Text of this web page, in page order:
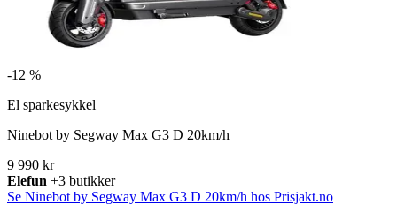
-12 %
El sparkesykkel
Ninebot by Segway Max G3 D 20km/h
9 990 kr
Elefun +3 butikker
Se Ninebot by Segway Max G3 D 20km/h hos Prisjakt.no